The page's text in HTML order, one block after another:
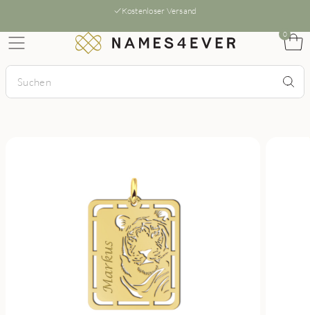
Kostenloser Versand
0